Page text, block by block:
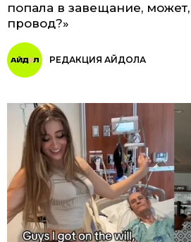
попала в завещание,
провод?»
РЕДАКЦИЯ АЙДОЛА